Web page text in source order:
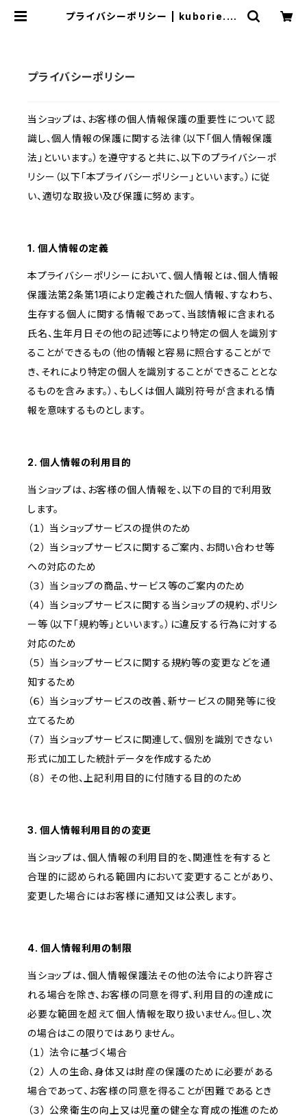
プライバシーポリシー | kuborie.co
プライバシーポリシー
当ショップは、お客様の個人情報保護の重要性について認
識し、個人情報の保護に関する法律（以下「個人情報保護
法」といいます。）を遵守すると共に、以下のプライバシーポ
リシー（以下「本プライバシーポリシー」といいます。）に従
い、適切な取扱い及び保護に努めます。
1. 個人情報の定義
本プライバシーポリシーにおいて、個人情報とは、個人情報
保護法第2条第1項により定義された個人情報、すなわち、
生存する個人に関する情報であって、当該情報に含まれる
氏名、生年月日その他の記述等により特定の個人を識別す
ることができるもの（他の情報と容易に照合することがで
き、それにより特定の個人を識別することができることとな
るものを含みます。）、もしくは個人識別符号が含まれる情
報を意味するものとします。
2. 個人情報の利用目的
当ショップは、お客様の個人情報を、以下の目的で利用致
します。
（１） 当ショップサービスの提供のため
（２） 当ショップサービスに関するご案内、お問い合わせ等
への対応のため
（３） 当ショップの商品、サービス等のご案内のため
（４） 当ショップサービスに関する当ショップの規約、ポリシ
ー等（以下「規約等」といいます。）に違反する行為に対する
対応のため
（５） 当ショップサービスに関する規約等の変更などを通
知するため
（６） 当ショップサービスの改善、新サービスの開発等に役
立てるため
（７） 当ショップサービスに関連して、個別を識別できない
形式に加工した統計データを作成するため
（８） その他、上記利用目的に付随する目的のため
3. 個人情報利用目的の変更
当ショップは、個人情報の利用目的を、関連性を有すると
合理的に認められる範囲内において変更することがあり、
変更した場合にはお客様に通知又は公表します。
4. 個人情報利用の制限
当ショップは、個人情報保護法その他の法令により許容さ
れる場合を除き、お客様の同意を得ず、利用目的の達成に
必要な範囲を超えて個人情報を取り扱いません。但し、次
の場合はこの限りではありません。
（１） 法令に基づく場合
（２） 人の生命、身体又は財産の保護のために必要がある
場合であって、お客様の同意を得ることが困難であるとき
（３） 公衆衛生の向上又は児童の健全な育成の推進のため